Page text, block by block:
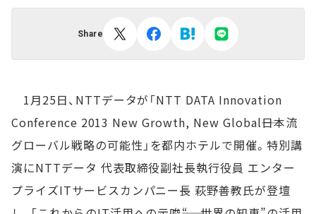
Share
1月25日、NTTデータが「NTT DATA Innovation
Conference 2013 New Growth, New Global――日本流
グローバル戦略の可能性」を都内ホテルで開催。特別講
演にNTTデータ 代表取締役副社長執行役員 エンター
プライズITサービスカンパニー長 萩野善教氏が登壇